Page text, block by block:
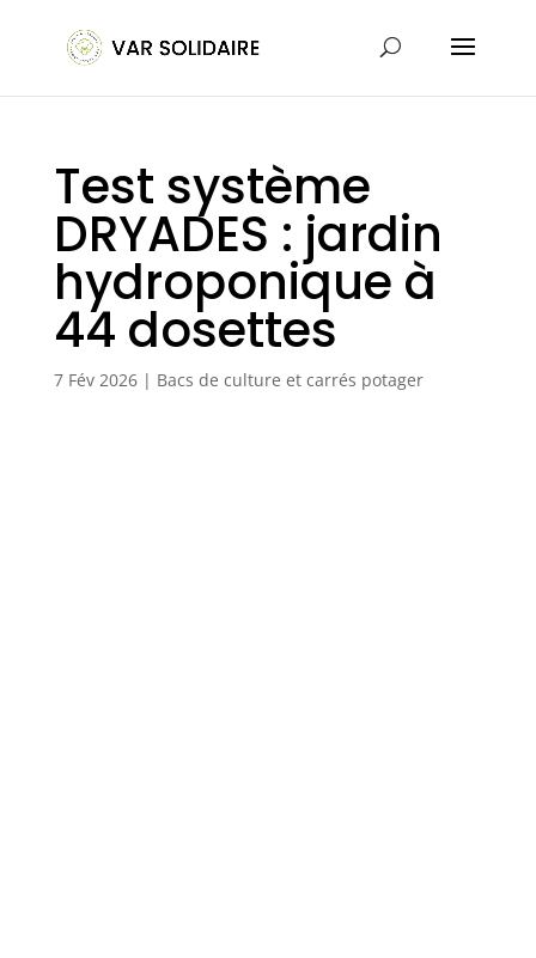
Test système
DRYADES : jardin
hydroponique à
44 dosettes
7 Fév 2026| Bacs de culture et carrés potager